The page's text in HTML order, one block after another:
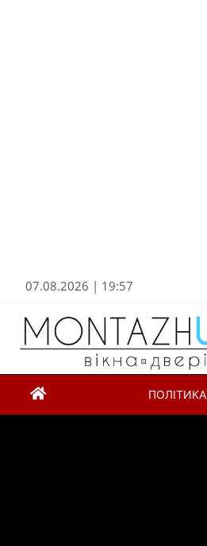
07.08.2026 | 19:57
ПОЛІТИКА